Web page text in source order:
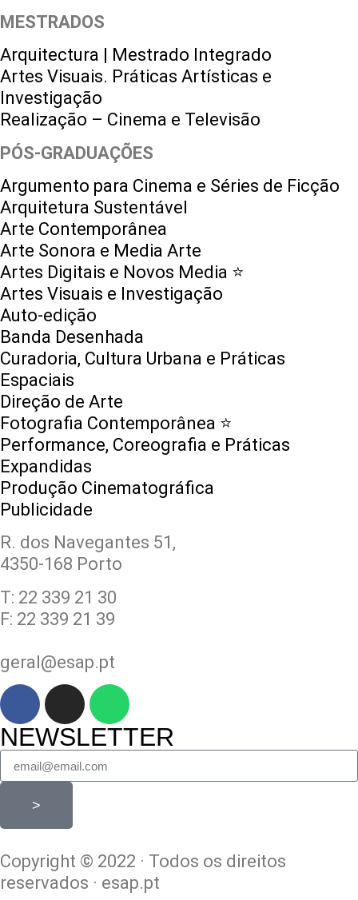
MESTRADOS
Arquitectura | Mestrado Integrado
Artes Visuais. Práticas Artísticas e
Investigação
Realização – Cinema e Televisão
PÓS-GRADUAÇÕES
Argumento para Cinema e Séries de Ficção
Arquitetura Sustentável
Arte Contemporânea
Arte Sonora e Media Arte
Artes Digitais e Novos Media ⭐️
Artes Visuais e Investigação
Auto-edição
Banda Desenhada
Curadoria, Cultura Urbana e Práticas
Espaciais
Direção de Arte
Fotografia Contemporânea ⭐️
Performance, Coreografia e Práticas
Expandidas
Produção Cinematográfica
Publicidade
R. dos Navegantes 51,
4350-168 Porto
T: 22 339 21 30
F: 22 339 21 39
geral@esap.pt
NEWSLETTER
>
Copyright © 2022 · Todos os direitos
reservados · esap.pt